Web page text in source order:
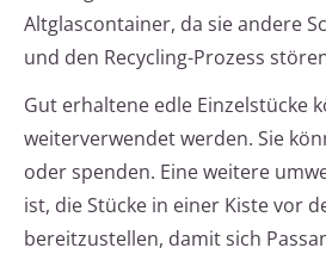
Altglascontainer, da sie andere
und den Recycling-Prozess
Gut erhaltene edle Einzelstücke
weiterverwendet werden. Sie
oder spenden. Eine weitere
ist, die Stücke in einer Kiste vor
bereitzustellen, damit sich